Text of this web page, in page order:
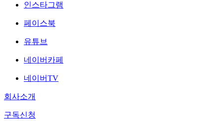
인스타그램
페이스북
유튜브
네이버카페
네이버TV
회사소개
구독신청